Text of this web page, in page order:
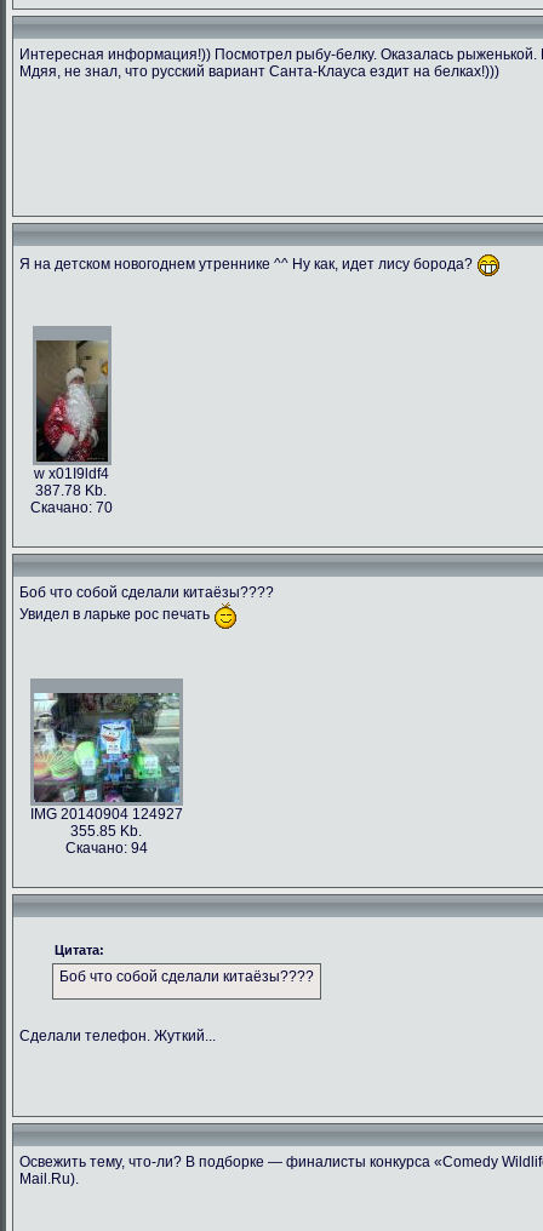
Интересная информация!)) Посмотрел рыбу-белку. Оказалась рыженькой.
Мдяя, не знал, что русский вариант Санта-Клауса ездит на белках!)))
Я на детском новогоднем утреннике ^^ Ну как, идет лису борода?
w x01I9ldf4
387.78 Kb.
Скачано: 70
Боб что собой сделали китаёзы????
Увидел в ларьке рос печать
IMG 20140904 124927
355.85 Kb.
Скачано: 94
Цитата:
Боб что собой сделали китаёзы????
Сделали телефон. Жуткий...
Освежить тему, что-ли? В подборке — финалисты конкурса «Comedy
Mail.Ru).